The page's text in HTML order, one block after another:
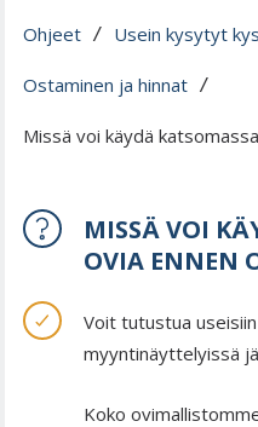
Ohjeet / Usein kysytyt
Ostaminen ja hinnat /
Missä voi käydä
MISSÄ VOI
OVIA ENNEN
Voit tutustua
myyntinäyttelyissä
Koko